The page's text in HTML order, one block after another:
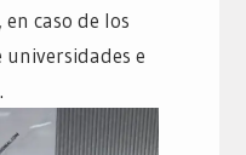
caso de los
universidades e